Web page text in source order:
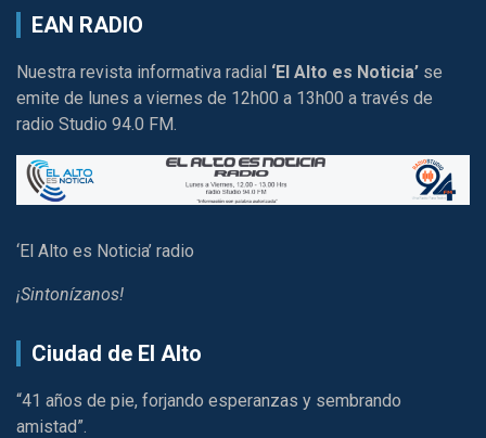
EAN RADIO
Nuestra revista informativa radial ‘El Alto es Noticia’ se
emite de lunes a viernes de 12h00 a 13h00 a través de
radio Studio 94.0 FM.
‘El Alto es Noticia’ radio
¡Sintonízanos!
Ciudad de El Alto
“41 años de pie, forjando esperanzas y sembrando
amistad”.